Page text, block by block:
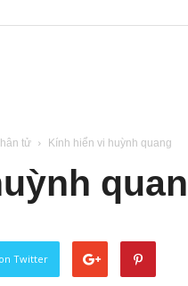
tử Kính hiển vi huỳnh quang
Twitter